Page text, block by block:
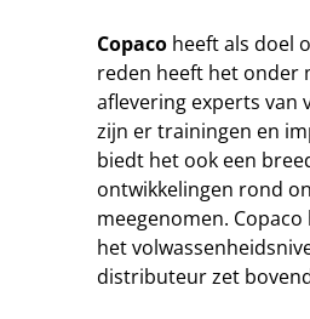
Copaco heeft als doel
reden heeft het onder
aflevering experts van
zijn er trainingen en
biedt het ook een
ontwikkelingen rond
meegenomen.
het
distributeur zet